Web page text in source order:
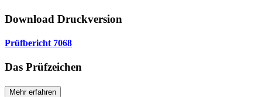
Download Druckversion
Prüfbericht 7068
Das Prüfzeichen
Mehr erfahren